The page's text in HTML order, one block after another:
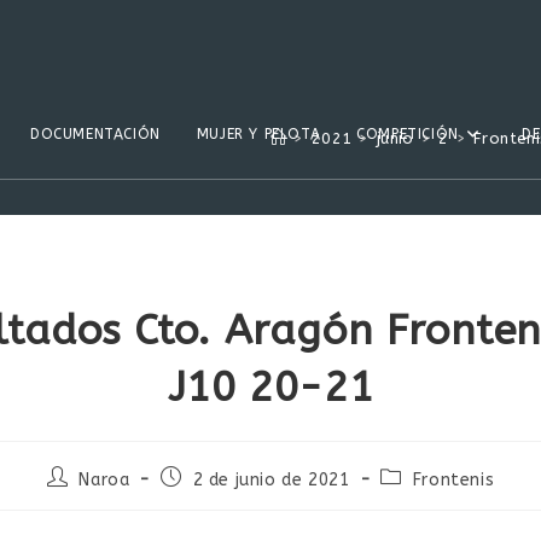
DOCUMENTACIÓN MUJER Y PELOTA COMPETICIÓN
> 2021 > junio > 2 >
Cto. Aragón
J10 20-21
AutorNaroa
Publicación
2 de junio de 2021
Categoría
Frontenis